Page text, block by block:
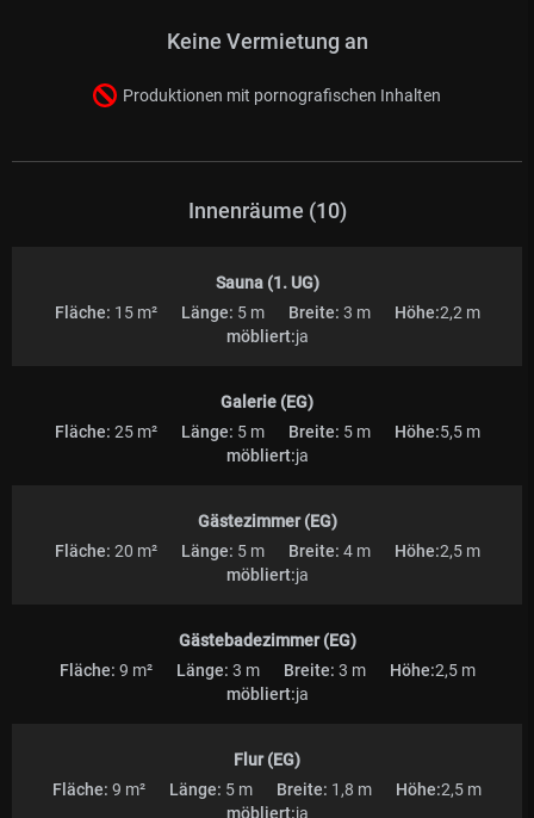
Keine Vermietung an
Produktionen mit pornografischen Inhalten
Innenräume (10)
Sauna (1. UG)
Fläche: 15 m² Länge: 5 m Breite: 3 m Höhe:2,2 m
möbliert:ja
Galerie (EG)
Fläche: 25 m² Länge: 5 m Breite: 5 m Höhe:5,5 m
möbliert:ja
Gästezimmer (EG)
Fläche: 20 m² Länge: 5 m Breite: 4 m Höhe:2,5 m
möbliert:ja
Gästebadezimmer (EG)
Fläche: 9 m² Länge: 3 m Breite: 3 m Höhe:2,5 m
möbliert:ja
Flur (EG)
Fläche: 9 m² Länge: 5 m Breite: 1,8 m Höhe:2,5 m
möbliert:ja